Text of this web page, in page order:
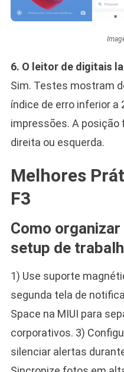
6. O leitor de digitais
Sim. Testes mostram
índice de erro inferior a
impressões. A
direita ou esquerda.
Melhores
F3
Como organizar
setup de
1) Use suporte
segunda tela de
Space na MIUI para
corporativos. 3)
silenciar alertas